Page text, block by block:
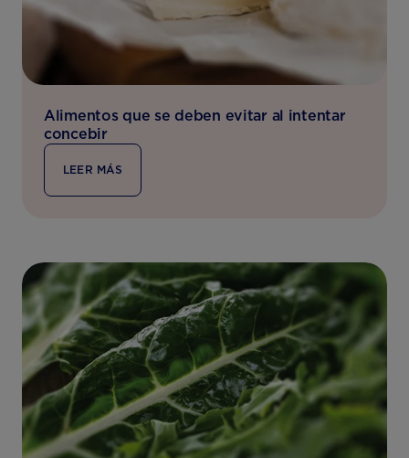
Alimentos que se deben evitar al intentar
concebir
LEER MÁS